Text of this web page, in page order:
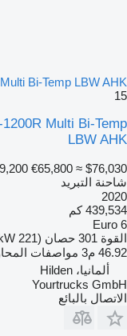
Bi-Temp LBW AHK
15
Multi Bi-Temp
LBW AHK
€65,800 ≈ $76,030
شاحنة التبريد
2020
439,534 كم
Euro 6
القوة 301 حصان (221 kW)
46.92 م3
مواصفات
ألمانيا، Hilden
Yourtrucks GmbH
الاتصال بالبائع